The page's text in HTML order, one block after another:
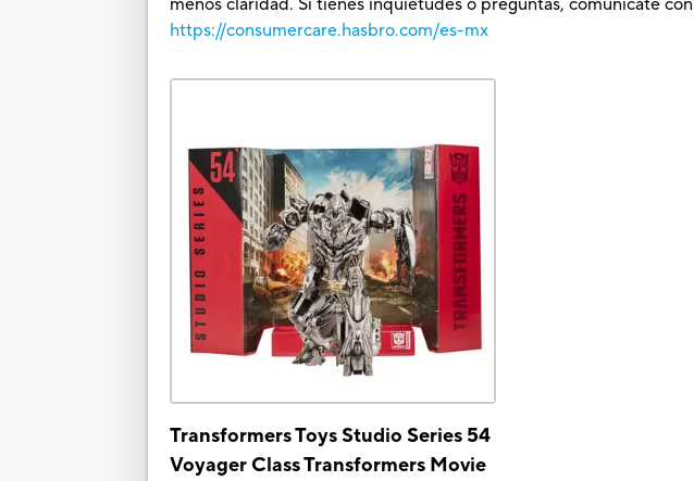
menos claridad. Si tienes inquietudes o preguntas, comunícate
https://consumercare.hasbro.com/es-mx
Transformers Toys Studio Series 54
Voyager Class Transformers Movie